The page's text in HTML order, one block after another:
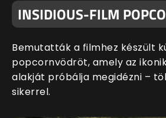
INSIDIOUS-FILM
Bemutatták a filmhez készült
popcornvödröt, amely az
alakját próbálja megidézni –
sikerrel.